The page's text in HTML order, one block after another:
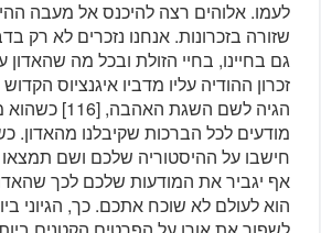
לעמו. אלוהים רצה להיכנס אל מעבה
שזורה בזכרונות. אנחנו נזכרים לא רק
גם בחיינו, בחיי הזולת ובכל מה שהאדון
זכרון ההודיה עליו מדביו איגנציוס
הגיה לשם השגת
מודעים לכל הברכות שקיבלנו
חישבו על ההיסטוריה שלכם ושם
אף יגביר את המודעות שלכם לכך
הוא לעולם לא שוכח אתכם. כך, הגיוני